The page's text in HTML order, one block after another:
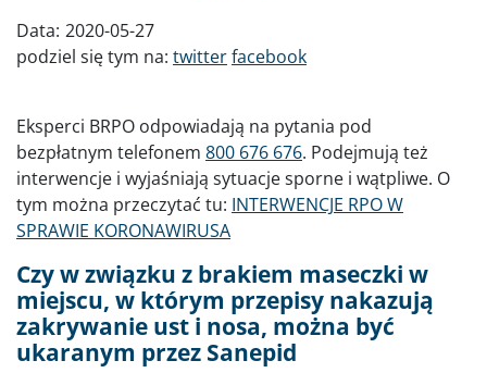
Data: 2020-05-27
podziel się tym na: twitterfacebook
Eksperci BRPO odpowiadają na pytania pod
bezpłatnym telefonem 800 676 676. Podejmują też
interwencje i wyjaśniają sytuacje sporne i wątpliwe. O
tym można przeczytać tu: INTERWENCJE RPO W
SPRAWIE KORONAWIRUSA
Czy w związku z brakiem maseczki w
miejscu, w którym przepisy nakazują
zakrywanie ust i nosa, można być
ukaranym przez Sanepid